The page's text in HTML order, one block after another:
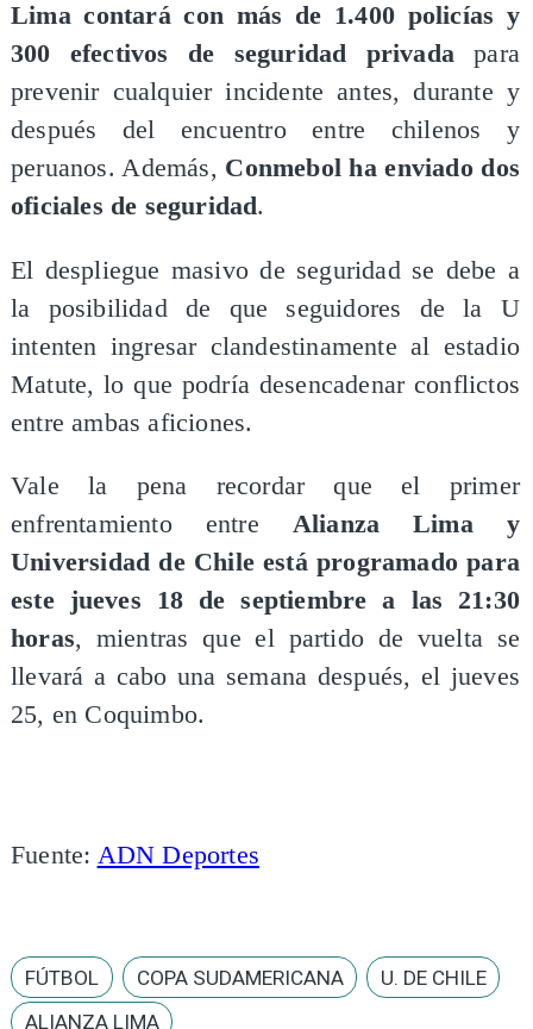
Lima contará con más de 1.400 policías y
300 efectivos de seguridad privada para
prevenir cualquier incidente antes, durante y
después del encuentro entre chilenos y
peruanos. Además, Conmebol ha enviado dos
oficiales de seguridad.
El despliegue masivo de seguridad se debe a
la posibilidad de que seguidores de la U
intenten ingresar clandestinamente al estadio
Matute, lo que podría desencadenar conflictos
entre ambas aficiones.
Vale la pena recordar que el primer
enfrentamiento entre Alianza Lima y
Universidad de Chile está programado para
este jueves 18 de septiembre a las 21:30
horas, mientras que el partido de vuelta se
llevará a cabo una semana después, el jueves
25, en Coquimbo.
Fuente: ADN Deportes
FÚTBOL COPA SUDAMERICANA
U. DE CHILE
ALIANZA LIMA